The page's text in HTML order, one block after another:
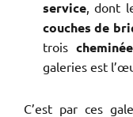
service , dont
couches de
trois
galeries est
C’est par ces